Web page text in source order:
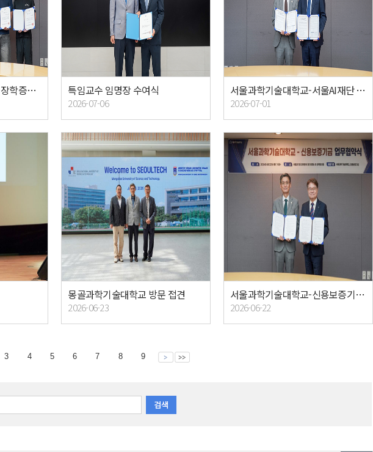
재단법인 명문 기부금 및 장학증서 전달식 특임교수 임명장 수여식
2026-07-06
서울과학기술대학교-서울AI재단 업무협약식
2026-07-01
몽골과학기술대학교 방문 접견
2026-06-23
서울과학기술대학교-신용보증기금 업무협약식
2026-06-22
3 4 5 6 7 8 9